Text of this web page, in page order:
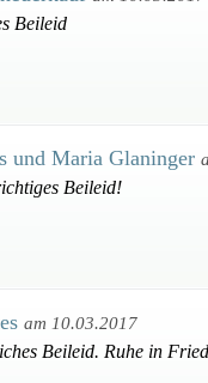
Beileid
und Maria Glaninger
Beileid!
am 10.03.2017
Beileid. Ruhe in